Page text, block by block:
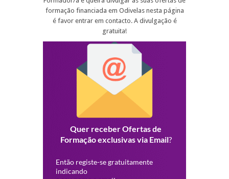
formação financiada em Odivelas nesta página
é favor entrar em contacto. A divulgação é
gratuita!